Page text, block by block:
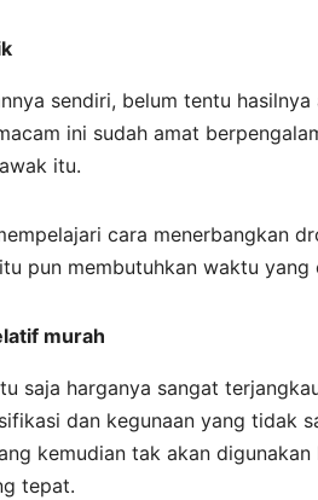
sendiri, belum tentu
ini sudah amat
itu.
cara menerbangkan
pun membutuhkan waktu yang
murah
saja harganya sangat
dan kegunaan yang tidak
kemudian tak akan
tepat.